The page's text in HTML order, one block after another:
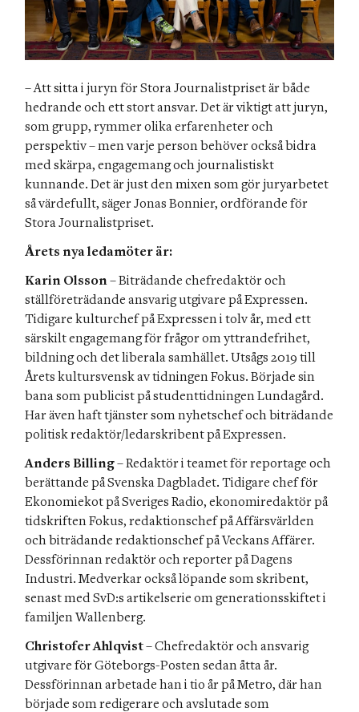
– Att sitta i juryn för Stora Journalistpriset är både
hedrande och ett stort ansvar. Det är viktigt att juryn,
som grupp, rymmer olika erfarenheter och
perspektiv – men varje person behöver också bidra
med skärpa, engagemang och journalistiskt
kunnande. Det är just den mixen som gör juryarbetet
så värdefullt, säger Jonas Bonnier, ordförande för
Stora Journalistpriset.
Årets nya ledamöter är:
Karin Olsson – Biträdande chefredaktör och
ställföreträdande ansvarig utgivare på Expressen.
Tidigare kulturchef på Expressen i tolv år, med ett
särskilt engagemang för frågor om yttrandefrihet,
bildning och det liberala samhället. Utsågs 2019 till
Årets kultursvensk av tidningen Fokus. Började sin
bana som publicist på studenttidningen Lundagård.
Har även haft tjänster som nyhetschef och biträdande
politisk redaktör/ledarskribent på Expressen.
Anders Billing – Redaktör i teamet för reportage och
berättande på Svenska Dagbladet. Tidigare chef för
Ekonomiekot på Sveriges Radio, ekonomiredaktör på
tidskriften Fokus, redaktionschef på Affärsvärlden
och biträdande redaktionschef på Veckans Affärer.
Dessförinnan redaktör och reporter på Dagens
Industri. Medverkar också löpande som skribent,
senast med SvD:s artikelserie om generationsskiftet i
familjen Wallenberg.
Christofer Ahlqvist – Chefredaktör och ansvarig
utgivare för Göteborgs-Posten sedan åtta år.
Dessförinnan arbetade han i tio år på Metro, där han
började som redigerare och avslutade som